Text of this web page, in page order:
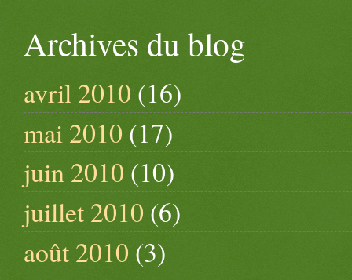
Archives du blog
avril 2010 (16)
mai 2010 (17)
juin 2010 (10)
juillet 2010 (6)
août 2010 (3)